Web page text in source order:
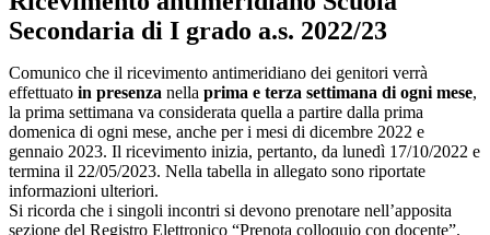
Secondaria di I grado a.s. 2022/23
Comunico che il ricevimento antimeridiano dei genitori verrà
effettuato in presenza nella prima e terza settimana di ogni mese,
la prima settimana va considerata quella a partire dalla prima
domenica di ogni mese, anche per i mesi di dicembre 2022 e
gennaio 2023. Il ricevimento inizia, pertanto, da lunedì 17/10/2022 e
termina il 22/05/2023. Nella tabella in allegato sono riportate
informazioni ulteriori.
Si ricorda che i singoli incontri si devono prenotare nell’apposita
sezione del Registro Elettronico “Prenota colloquio con docente”.